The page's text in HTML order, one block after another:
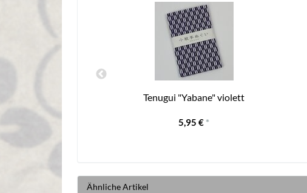
Tenugui "Yabane" violett
5,95 € *
Ähnliche Artikel